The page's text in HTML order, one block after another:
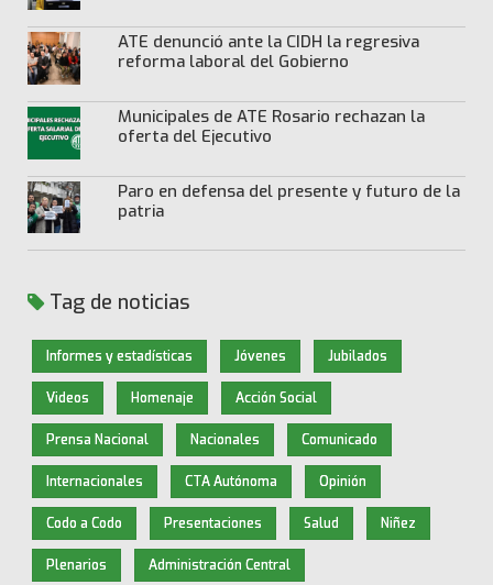
ATE denunció ante la CIDH la regresiva
reforma laboral del Gobierno
Municipales de ATE Rosario rechazan la
oferta del Ejecutivo
Paro en defensa del presente y futuro de la
patria
Tag de noticias
Informes y estadísticas Jóvenes Jubilados
Videos Homenaje Acción Social
Prensa Nacional Nacionales Comunicado
Internacionales CTA Autónoma Opinión
Codo a Codo Presentaciones Salud Niñez
Plenarios Administración Central